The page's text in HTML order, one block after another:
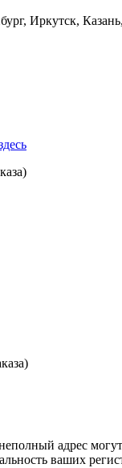
Иркутск,
адрес
ваших